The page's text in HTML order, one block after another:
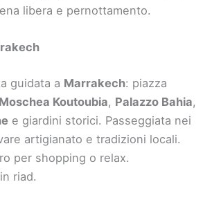
libera e pernottamento.
guidata a Marrakech: piazza
Moschea Koutoubia, Palazzo Bahia,
e giardini storici. Passeggiata nei
artigianato e tradizioni locali.
per shopping o relax.
riad.